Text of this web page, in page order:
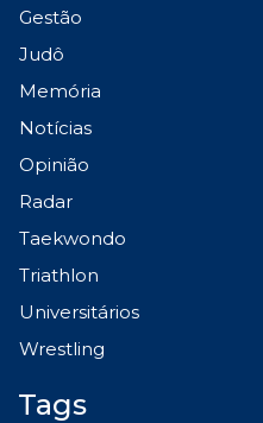
Gestão
Judô
Memória
Notícias
Opinião
Radar
Taekwondo
Triathlon
Universitários
Wrestling
Tags